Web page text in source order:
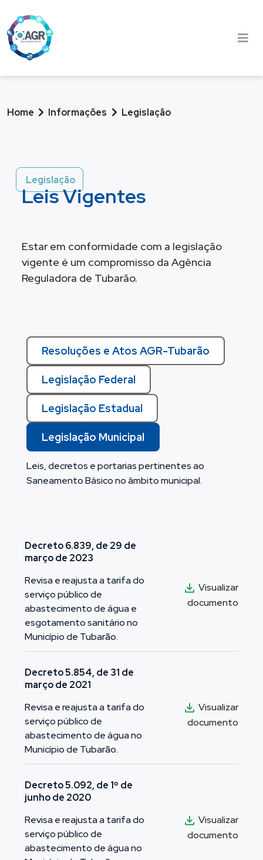
Home Informações Legislação
Legislação
Leis Vigentes
Estar em conformidade com a legislação
vigente é um compromisso da Agência
Reguladora de Tubarão.
Resoluções e Atos AGR-Tubarão
Legislação Federal
Legislação Estadual
Legislação Municipal
Leis, decretos e portarias pertinentes ao
Saneamento Básico no âmbito municipal.
Decreto 6.839, de 29 de
março de 2023
Revisa e reajusta a tarifa do
serviço público de
abastecimento de água e
esgotamento sanitário no
Município de Tubarão.
Visualizar
documento
Decreto 5.854, de 31 de
março de 2021
Revisa e reajusta a tarifa do
serviço público de
abastecimento de água no
Município de Tubarão.
Visualizar
documento
Decreto 5.092, de 1º de
junho de 2020
Revisa e reajusta a tarifa do
serviço público de
abastecimento de água no
Visualizar
documento